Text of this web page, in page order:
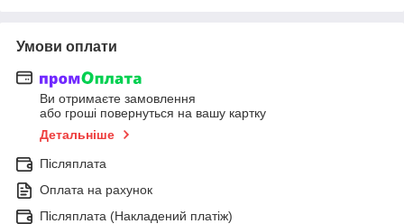
Умови оплати
Ви отримаєте замовлення
або гроші повернуться на вашу картку
Детальніше
Післяплата
Оплата на рахунок
Післяплата (Накладений платіж)